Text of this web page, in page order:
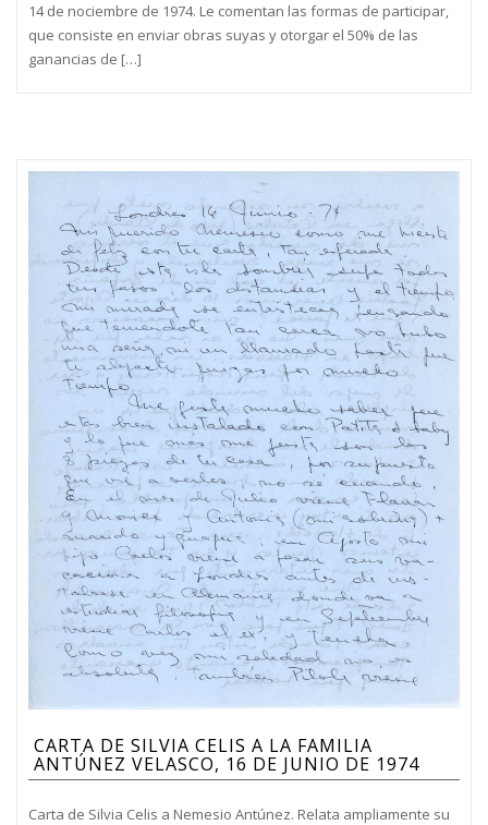
14 de nociembre de 1974. Le comentan las formas de participar,
que consiste en enviar obras suyas y otorgar el 50% de las
ganancias de […]
CARTA DE SILVIA CELIS A LA FAMILIA
ANTÚNEZ VELASCO, 16 DE JUNIO DE 1974
Carta de Silvia Celis a Nemesio Antúnez. Relata ampliamente su